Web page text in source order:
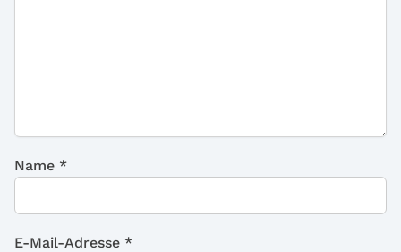
Name *
E-Mail-Adresse *